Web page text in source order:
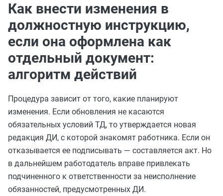
Как внести изменения в
должностную инструкцию,
если она оформлена как
отдельный документ:
алгоритм действий
Процедура зависит от того, какие планируют
изменения. Если обновления не касаются
обязательных условий ТД, то утверждается новая
редакция ДИ, с которой знакомят работника. Если он
отказывается ее подписывать — составляется акт. Но
в дальнейшем работодатель вправе привлекать
подчиненного к ответственности за неисполнение
обязанностей, предусмотренных ДИ.